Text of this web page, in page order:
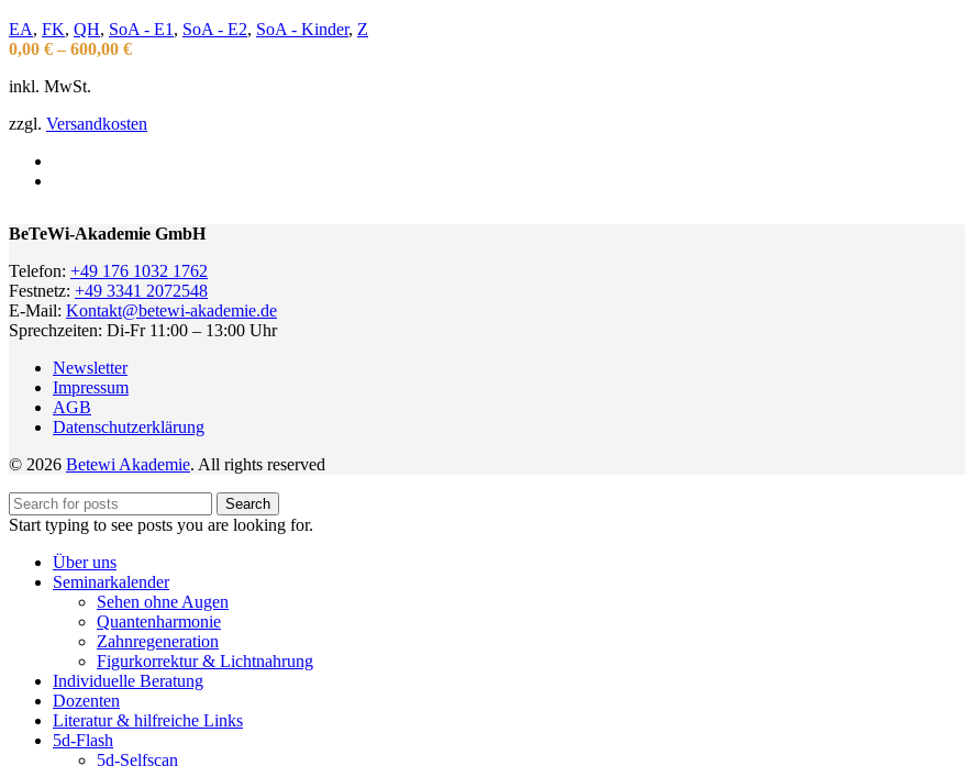
EA, FK, QH, SoA - E1 , SoA - E2, SoA - Kinder, Z
0,00 € – 600,00 €
inkl. MwSt.
zzgl. Versandkosten
BeTeWi-Akademie GmbH
Telefon: +49 176 1032 1762
Festnetz: +49 3341 2072548
E-Mail: Kontakt@betewi-akademie.de
Sprechzeiten: Di-Fr 11:00 – 13:00 Uhr
Newsletter
Impressum
AGB
Datenschutzerklärung
© 2026 Betewi Akademie. All rights reserved
Search
Start typing to see posts you are looking for.
Über uns
Seminarkalender
Sehen ohne Augen
Quantenharmonie
Zahnregeneration
Figurkorrektur & Lichtnahrung
Individuelle Beratung
Dozenten
Literatur & hilfreiche Links
5d-Flash
5d-Selfscan